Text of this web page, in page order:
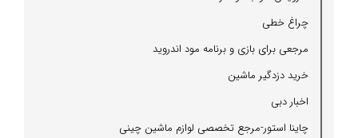
چراغ خطی
مرجعی برای بازی و برنامه مود اندروید
خرید دزدگیر ماشین
اخبار دبی
چاینا استور-مرجع تخصصی لوازم ماشین چینی